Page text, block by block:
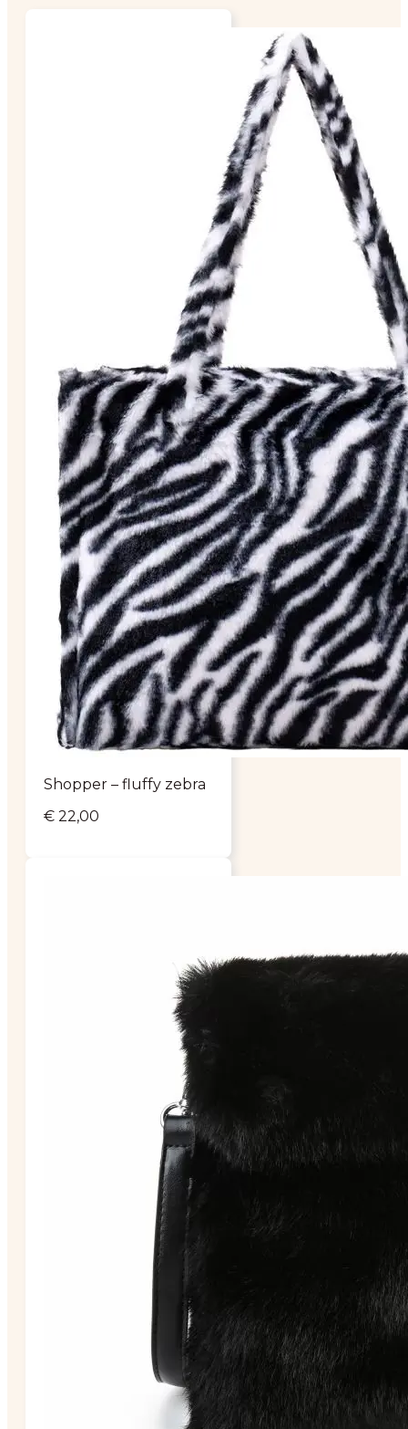
Shopper – fluffy zebra
€ 22,00